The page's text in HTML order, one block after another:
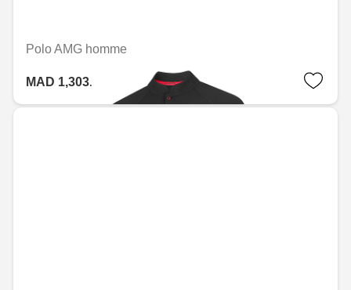
Polo AMG homme
MAD 1,303.20